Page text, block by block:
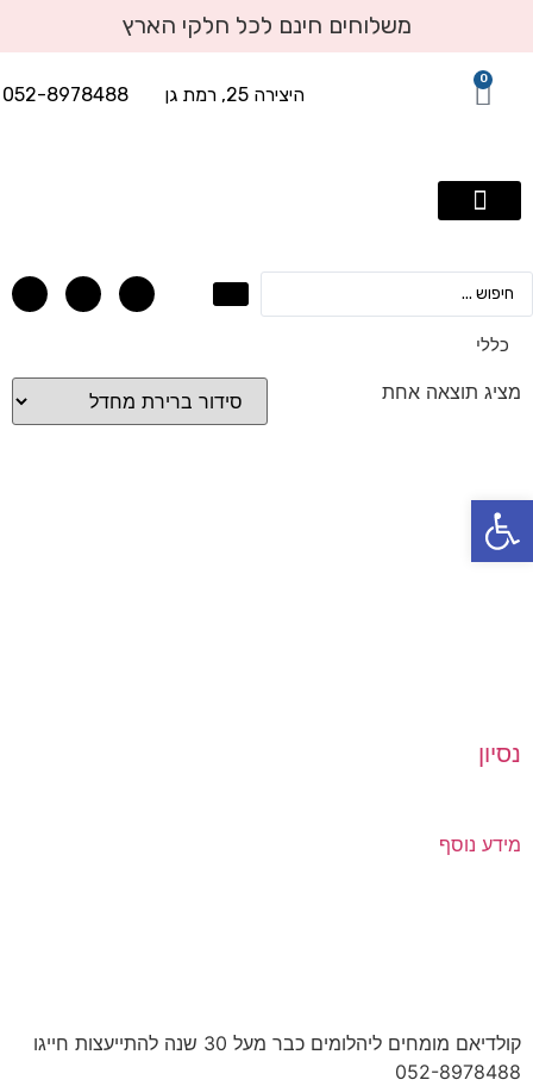
משלוחים חינם לכל חלקי הארץ
0
היצירה 25, רמת גן 052-8978488
כללי
מציג תוצאה אחת
נסיון
מידע נוסף
קולדיאם מומחים ליהלומים כבר מעל 30 שנה להתייעצות חייגו
052-8978488
פתח סרגל נגישות